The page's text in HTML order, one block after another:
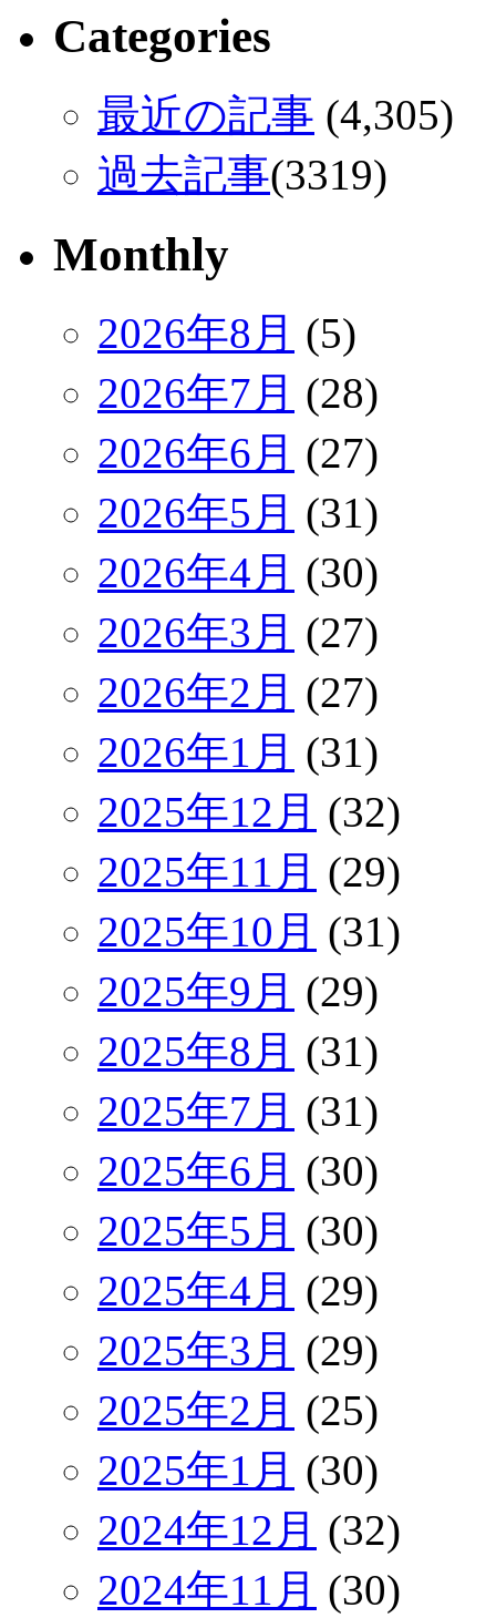
Categories
最近の記事 (4,305)
過去記事(3319)
Monthly
2026年8月 (5)
2026年7月 (28)
2026年6月 (27)
2026年5月 (31)
2026年4月 (30)
2026年3月 (27)
2026年2月 (27)
2026年1月 (31)
2025年12月 (32)
2025年11月 (29)
2025年10月 (31)
2025年9月 (29)
2025年8月 (31)
2025年7月 (31)
2025年6月 (30)
2025年5月 (30)
2025年4月 (29)
2025年3月 (29)
2025年2月 (25)
2025年1月 (30)
2024年12月 (32)
2024年11月 (30)